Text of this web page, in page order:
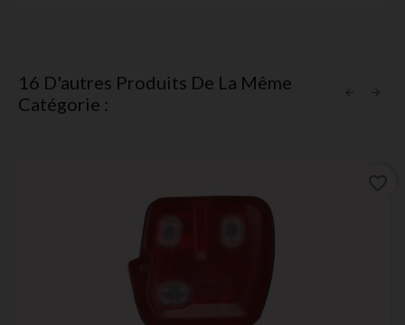
16 D'autres Produits De La Même
Catégorie :